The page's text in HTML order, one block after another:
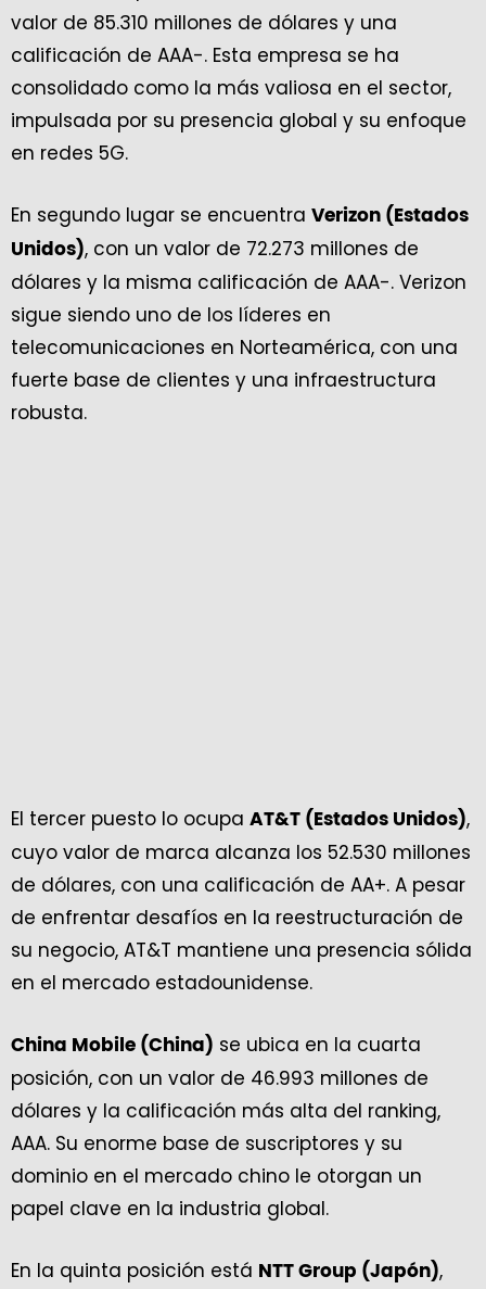
valor de 85.310 millones de dólares y una
calificación de AAA-. Esta empresa se ha
consolidado como la más valiosa en el sector,
impulsada por su presencia global y su enfoque
en redes 5G.
En segundo lugar se encuentra Verizon (Estados
Unidos), con un valor de 72.273 millones de
dólares y la misma calificación de AAA-. Verizon
sigue siendo uno de los líderes en
telecomunicaciones en Norteamérica, con una
fuerte base de clientes y una infraestructura
robusta.
El tercer puesto lo ocupa AT&T (Estados Unidos),
cuyo valor de marca alcanza los 52.530 millones
de dólares, con una calificación de AA+. A pesar
de enfrentar desafíos en la reestructuración de
su negocio, AT&T mantiene una presencia sólida
en el mercado estadounidense.
China Mobile (China) se ubica en la cuarta
posición, con un valor de 46.993 millones de
dólares y la calificación más alta del ranking,
AAA. Su enorme base de suscriptores y su
dominio en el mercado chino le otorgan un
papel clave en la industria global.
En la quinta posición está NTT Group (Japón),